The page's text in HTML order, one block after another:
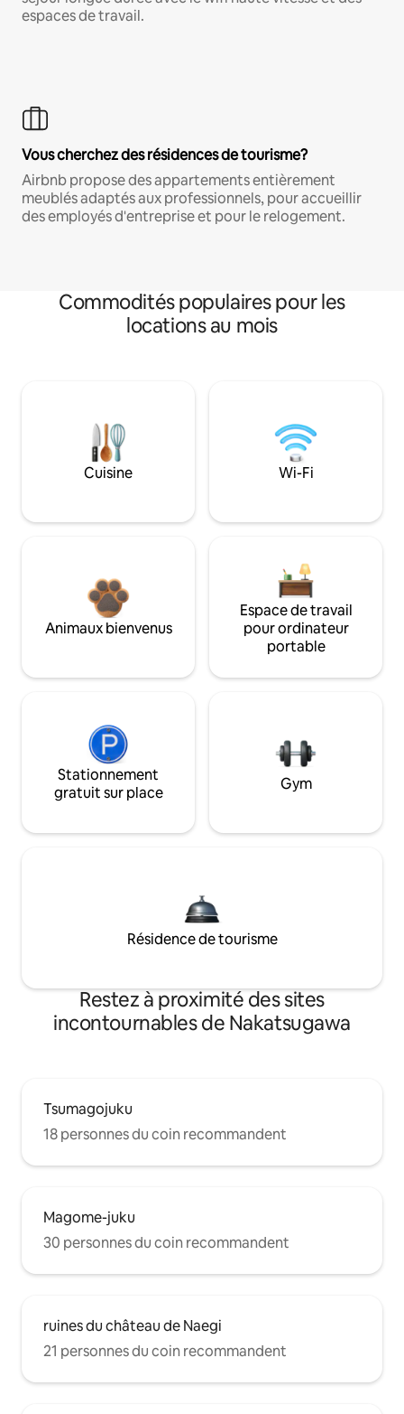
espaces de travail.
Vous cherchez des résidences de tourisme?
Airbnb propose des appartements entièrement
meublés adaptés aux professionnels, pour accueillir
des employés d'entreprise et pour le relogement.
Commodités populaires pour les
locations au mois
Cuisine Wi-Fi
Animaux bienvenus
Espace de travail
pour ordinateur
portable
Stationnement
gratuit sur place
Gym
Résidence de tourisme
Restez à proximité des sites
incontournables de Nakatsugawa
Tsumagojuku
18 personnes du coin recommandent
Magome-juku
30 personnes du coin recommandent
ruines du château de Naegi
21 personnes du coin recommandent